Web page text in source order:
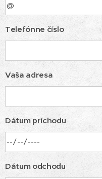
Telefónne číslo
Vaša adresa
Dátum príchodu
Dátum odchodu